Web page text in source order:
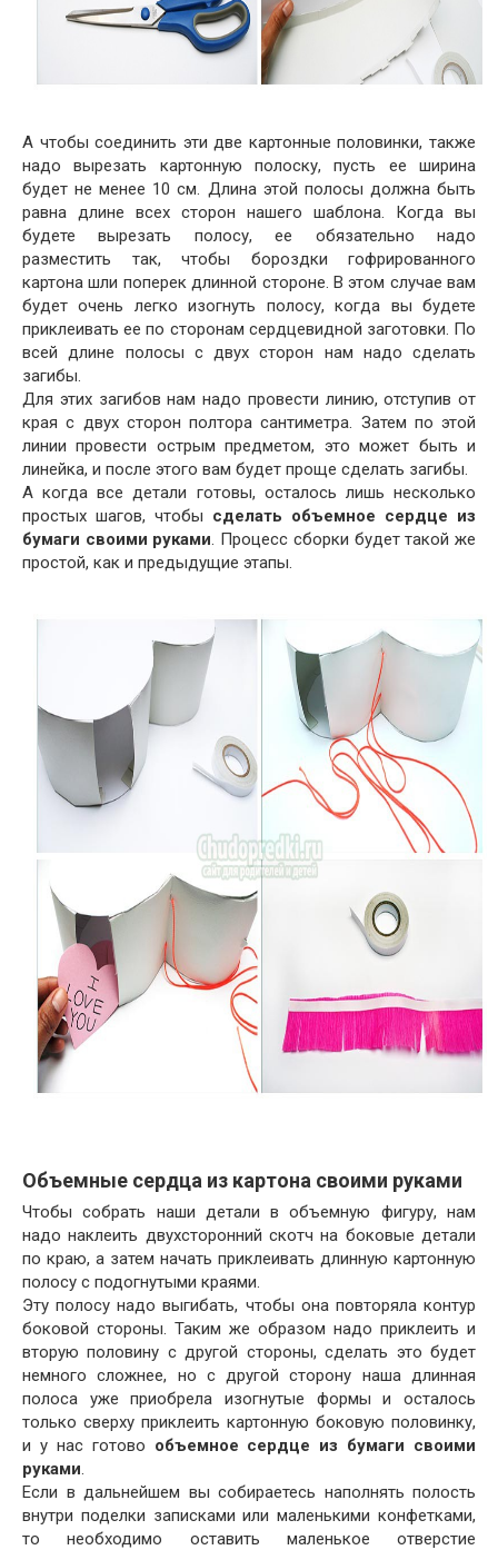
А чтобы соединить эти две картонные половинки, также
надо вырезать картонную полоску, пусть ее ширина
будет не менее 10 см. Длина этой полосы должна быть
равна длине всех сторон нашего шаблона. Когда вы
будете вырезать полосу, ее обязательно надо
разместить так, чтобы бороздки гофрированного
картона шли поперек длинной стороне. В этом случае вам
будет очень легко изогнуть полосу, когда вы будете
приклеивать ее по сторонам сердцевидной заготовки. По
всей длине полосы с двух сторон нам надо сделать
загибы.
Для этих загибов нам надо провести линию, отступив от
края с двух сторон полтора сантиметра. Затем по этой
линии провести острым предметом, это может быть и
линейка, и после этого вам будет проще сделать загибы.
А когда все детали готовы, осталось лишь несколько
простых шагов, чтобы сделать объемное сердце из
бумаги своими руками. Процесс сборки будет такой же
простой, как и предыдущие этапы.
Объемные сердца из картона своими руками
Чтобы собрать наши детали в объемную фигуру, нам
надо наклеить двухсторонний скотч на боковые детали
по краю, а затем начать приклеивать длинную картонную
полосу с подогнутыми краями.
Эту полосу надо выгибать, чтобы она повторяла контур
боковой стороны. Таким же образом надо приклеить и
вторую половину с другой стороны, сделать это будет
немного сложнее, но с другой сторону наша длинная
полоса уже приобрела изогнутые формы и осталось
только сверху приклеить картонную боковую половинку,
и у нас готово объемное сердце из бумаги своими
руками.
Если в дальнейшем вы собираетесь наполнять полость
внутри поделки записками или маленькими конфетками,
то необходимо оставить маленькое отверстие